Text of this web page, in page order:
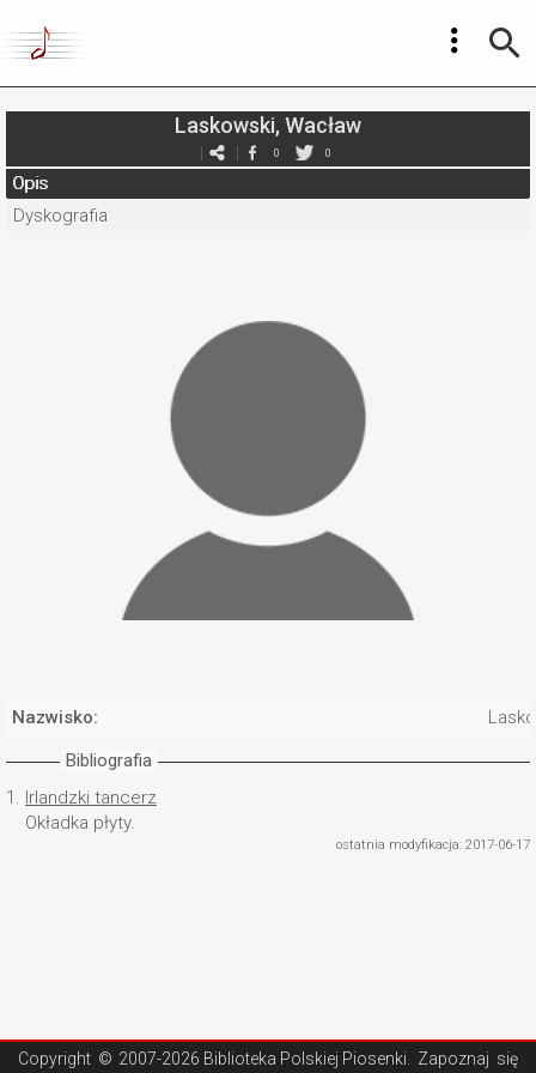
Laskowski, Wacław
0 0
Opis
Dyskografia
Nazwisko:
Bibliografia
1. Irlandzki tancerz
Okładka płyty.
ostatnia modyfikacja: 2017-06-17
Copyright © 2007-2026 Biblioteka Polskiej Piosenki . Zapoznaj się